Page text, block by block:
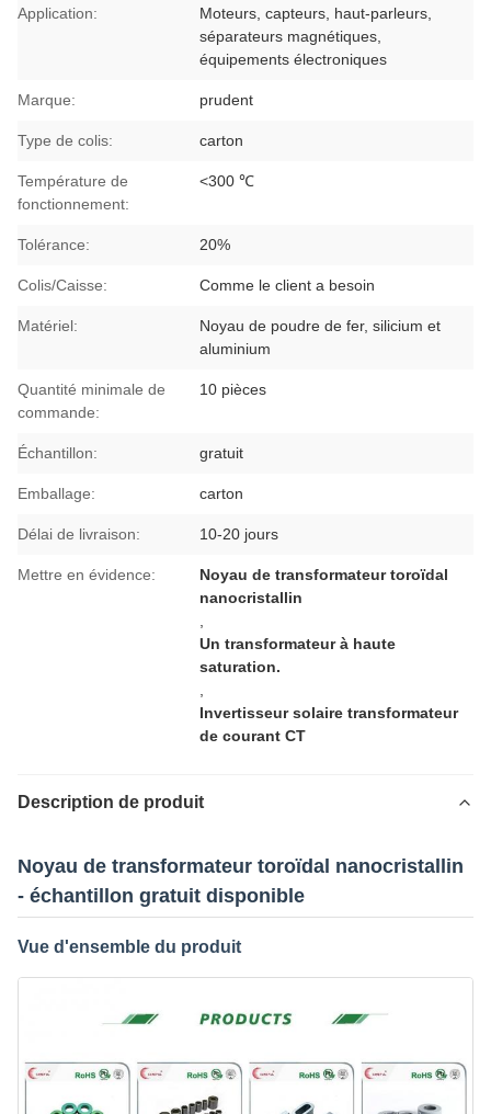
Application:
Moteurs, capteurs, haut-parleurs,
séparateurs magnétiques,
équipements électroniques
Marque: prudent
Type de colis: carton
Température de
fonctionnement:
<300 ℃
Tolérance: 20%
Colis/Caisse: Comme le client a besoin
Matériel:
Noyau de poudre de fer, silicium et
aluminium
Quantité minimale de
commande:
10 pièces
Échantillon: gratuit
Emballage: carton
Délai de livraison: 10-20 jours
Mettre en évidence:
Noyau de transformateur toroïdal
nanocristallin
Un transformateur à haute
saturation.
Invertisseur solaire transformateur
de courant CT
Description de produit
Noyau de transformateur toroïdal nanocristallin
- échantillon gratuit disponible
Vue d'ensemble du produit